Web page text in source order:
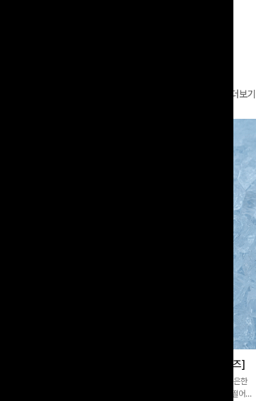
더보기
쿨링버튼 8부와이드팬츠[FREE,L사이즈]
[바스락소재💙/8부기장]사이드 버튼 디테일이 은은한
포인트가 되어주는 와이드 팬츠입니다. 여유롭게 떨어지